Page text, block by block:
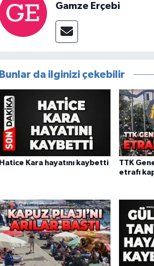
Gamze Erçebi
Bunlar da ilginizi çekebilir
Hatice Kara hayatını kaybetti
TTK
etrafı